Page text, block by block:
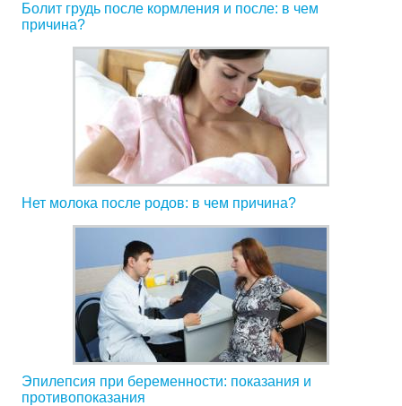
Болит грудь после кормления и после: в чем
причина?
Нет молока после родов: в чем причина?
Эпилепсия при беременности: показания и
противопоказания